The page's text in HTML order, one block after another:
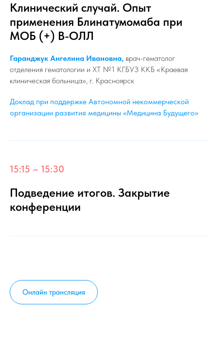
Клинический случай. Опыт
применения Блинатумомаба при
МОБ (+) В-ОЛЛ
Гаранджук Ангелина Ивановна, врач-гематолог
отделения гематологии и ХТ №1 КГБУЗ ККБ «Краевая
клиническая больница», г. Красноярск
Доклад при поддержке Автономной некоммерческой
организации развития медицины «Медицина Будущего»
15:15 – 15:30
Подведение итогов. Закрытие
конференции
Онлайн трансляция